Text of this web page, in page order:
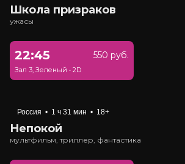
Школа призраков
ужасы
22:45 550 руб.
Зал 3, Зеленый • 2D
Россия • 1 ч 31 мин • 18+
Непокой
мультфильм, триллер, фантастика